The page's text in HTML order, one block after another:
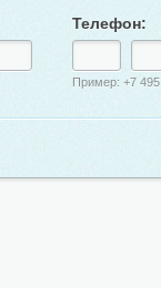
Телефон:
Пример: +7